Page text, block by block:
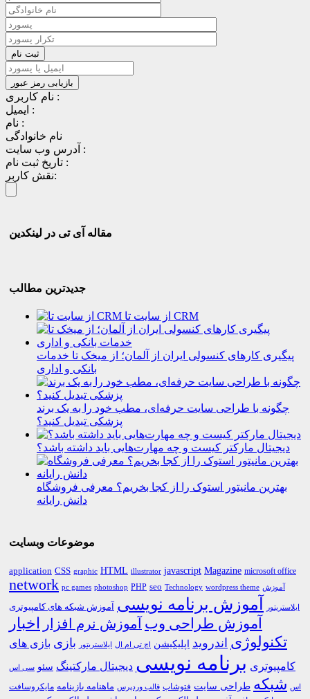
نام کاربری :
ایمیل :
نام :
نام خانوادگی
آدرس وب سایت :
تاریخ ثبت نام :
نقش کاربر:
مقاله آی تی در لینکدین
جدیدترین مطالب
از سایت تا CRM
پیگیری کارهای کنسولی ایران از آلمان؛ از میخک تا خدمات
بانکی و اداری
چگونه با طراحی سایت حرفه‌ای، مطب خود را به یک برند
پزشکی تبدیل کنید؟
دیجیتال مارکتر کیست و چه مهارت‌هایی باید داشته باشد؟
بهترین مانیتور استوک را از کجا بخریم؟ معرفی فروشگاه
دانش رایانه
موضوعات وبسایت
application CSS graphic HTML illustrator javascript Magazine microsoft office
network pc games photoshop PHP seo Technology wordpress theme آموزش
ایلاستریتور آموزش برنامه نویسی آموزش شبکه های کامپیوتری
آموزش طراحی وب آموزش نرم افزار اخبار
تکنولوژی اندروید اپلیکیشن اچ تی ام ال ایلاستریتور بازی بازی های
کامپیوتری برنامه نویسی دیجیتال مارکتینگ سئو سی اس
اس شبکه طراحی سایت فتوشاپ قالب وردپرس ماهنامه بازینامه مایکروسافت